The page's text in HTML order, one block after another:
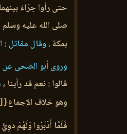
حتى رأوا حِرَاءَ
صلى الله عليه
بمكة .وقال مقاتل :
وروى أبو الضحى
قالوا : نعم قد رأينا ،
وهو خلاف الإجماع{
[53836]
فَلَمَّا أَدْبَرُوا وَلَهُمْ